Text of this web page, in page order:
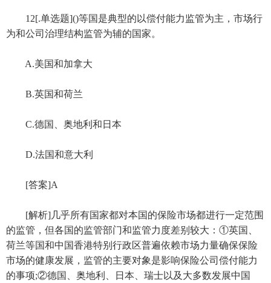
12[.单选题]()等国是典型的以偿付能力监管为主，市场行
为和公司治理结构监管为辅的国家。
A.美国和加拿大
B.英国和荷兰
C.德国、奥地利和日本
D.法国和意大利
[答案]A
[解析]几乎所有国家都对本国的保险市场都进行一定范围
的监管，但各国的监管部门和监管力度差别较大：①英国、
荷兰等国和中国香港特别行政区普遍依赖市场力量确保保险
市场的健康发展，监管的主要对象是影响保险公司偿付能力
的事项;②德国、奥地利、日本、瑞士以及大多数发展中国